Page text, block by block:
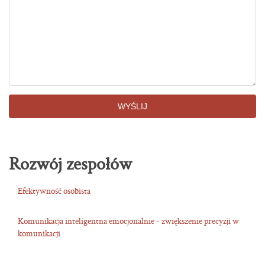
WYŚLIJ
Rozwój zespołów
Efektywność osobista
Komunikacja inteligentna emocjonalnie - zwiększenie precyzji w
komunikacji